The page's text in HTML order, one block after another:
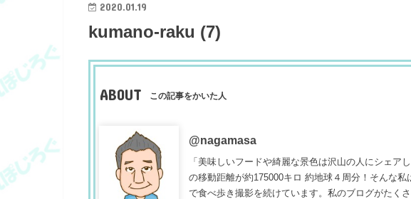
2020.01.19
kumano-raku (7)
ABOUT この記事をかいた人
@nagamasa
「美味しいフードや綺麗な景色は沢山の人にシェア
の移動距離が約175000キロ 約地球４周分！そんな
で食べ歩き撮影を続けています。私のブログがたく